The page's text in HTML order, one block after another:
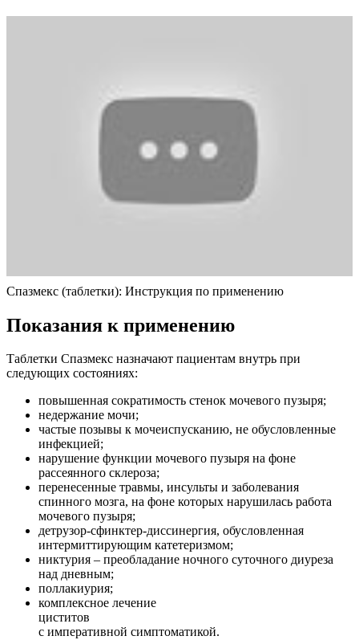
Спазмекс (таблетки): Инструкция по применению
Показания к применению
Таблетки Спазмекс назначают пациентам внутрь при
следующих состояниях:
повышенная сократимость стенок мочевого пузыря;
недержание мочи;
частые позывы к мочеиспусканию, не обусловленные
инфекцией;
нарушение функции мочевого пузыря на фоне
рассеянного склероза;
перенесенные травмы, инсульты и заболевания
спинного мозга, на фоне которых нарушилась работа
мочевого пузыря;
детрузор-сфинктер-диссинергия, обусловленная
интермиттирующим катетеризмом;
никтурия – преобладание ночного суточного диуреза
над дневным;
поллакиурия;
комплексное лечение
циститов
с императивной симптоматикой.